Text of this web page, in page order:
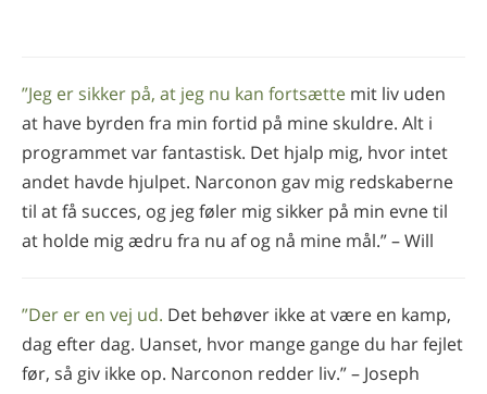
”Jeg er sikker på, at jeg nu kan fortsætte mit liv uden
at have byrden fra min fortid på mine skuldre. Alt i
programmet var fantastisk. Det hjalp mig, hvor intet
andet havde hjulpet. Narconon gav mig redskaberne
til at få succes, og jeg føler mig sikker på min evne til
at holde mig ædru fra nu af og nå mine mål.” – Will
”Der er en vej ud. Det behøver ikke at være en kamp,
dag efter dag. Uanset, hvor mange gange du har fejlet
før, så giv ikke op. Narconon redder liv.” – Joseph